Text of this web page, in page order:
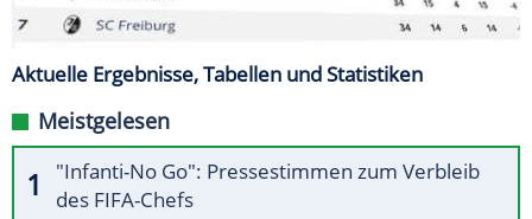
Aktuelle Ergebnisse, Tabellen und Statistiken
Meistgelesen
"Infanti-No Go": Pressestimmen zum Verbleib
des FIFA-Chefs